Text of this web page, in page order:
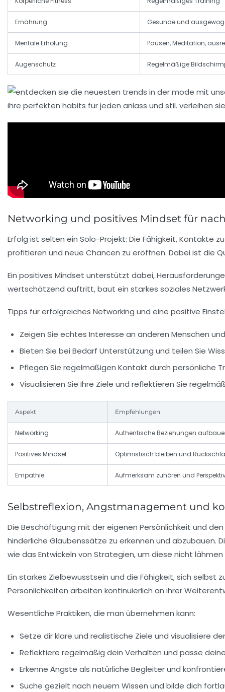
Ernährung Gesunde und
Mentale Erholung Pausen, Meditation,
Augenschutz Regelmäßige
Networking und positives Mindset für
Erfolg ist selten ein Solo-Projekt: Die Fähigkeit, Kontakte
profitieren und neue Chancen zu eröffnen. Dabei ist die
Ein positives Mindset unterstützt dabei,
wertschätzend auftritt, baut ein starkes soziales
Tipps für erfolgreiches Networking und eine positive
Zeigen Sie echtes Interesse an anderen Menschen
Bieten Sie bei Bedarf Unterstützung und teilen Sie
Pflegen Sie regelmäßigen Kontakt durch persönliche
Visualisieren Sie Ihre Ziele und reflektieren Sie
Aspekt Empfehlungen
Networking Authentische Beziehungen
Positives Mindset Optimistisch bleiben und
Empathie Aufmerksam zuhören und
Selbstreflexion, Angstmanagement und
Die Beschäftigung mit der eigenen Persönlichkeit und
hinderliche Glaubenssätze zu erkennen und
wie das Entwickeln von Strategien, um diese nicht lähmen
Ein starkes Zielbewusstsein und die Fähigkeit, sich
Persönlichkeiten arbeiten kontinuierlich an ihrer
Wesentliche Praktiken, die man übernehmen kann:
Setze dir klare und realistische Ziele und visualisiere
Reflektiere regelmäßig dein Verhalten und passe
Erkenne Ängste als natürliche Begleiter und
Suche gezielt nach neuem Wissen und bilde dich